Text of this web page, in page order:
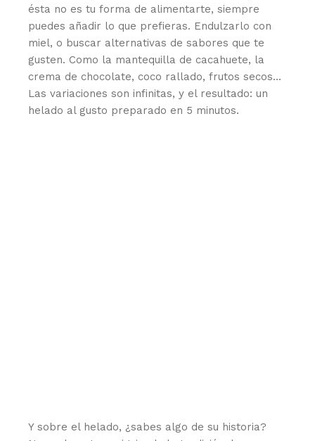
ésta no es tu forma de alimentarte, siempre
puedes añadir lo que prefieras. Endulzarlo con
miel, o buscar alternativas de sabores que te
gusten. Como la mantequilla de cacahuete, la
crema de chocolate, coco rallado, frutos secos…
Las variaciones son infinitas, y el resultado: un
helado al gusto preparado en 5 minutos.
Y sobre el helado, ¿sabes algo de su historia?